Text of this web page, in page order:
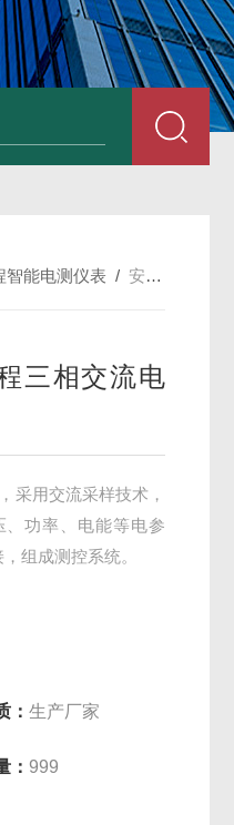
线过载电气隐患 数据冻结
智能电测仪表 / 安装方便安科瑞PZ42L-E3(4)变比编程三相交流电能表
三相交流电
采用交流采样技术，
功率、电能等电参
组成测控系统。
：生产厂家
： 999